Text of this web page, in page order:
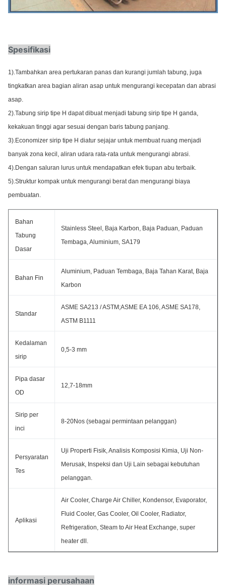
Spesifikasi
1).Tambahkan area pertukaran panas dan kurangi jumlah tabung, juga
tingkatkan area bagian aliran asap untuk mengurangi kecepatan dan abrasi
asap.
2).Tabung sirip tipe H dapat dibuat menjadi tabung sirip tipe H ganda,
kekakuan tinggi agar sesuai dengan baris tabung panjang.
3).Economizer sirip tipe H diatur sejajar untuk membuat ruang menjadi
banyak zona kecil, aliran udara rata-rata untuk mengurangi abrasi.
4).Dengan saluran lurus untuk mendapatkan efek tiupan abu terbaik.
5).Struktur kompak untuk mengurangi berat dan mengurangi biaya
pembuatan.
Bahan
Tabung
Dasar
Stainless Steel, Baja Karbon, Baja Paduan, Paduan
Tembaga, Aluminium, SA179
Bahan Fin
Aluminium, Paduan Tembaga, Baja Tahan Karat, Baja
Karbon
Standar
ASME SA213 / ASTM;ASME EA 106, ASME SA178,
ASTM B1111
Kedalaman
sirip
0,5-3 mm
Pipa dasar
OD
12,7-18mm
Sirip per
inci
8-20Nos (sebagai permintaan pelanggan)
Persyaratan
Tes
Uji Properti Fisik, Analisis Komposisi Kimia, Uji Non-
Merusak, Inspeksi dan Uji Lain sebagai kebutuhan
pelanggan.
Aplikasi
Air Cooler, Charge Air Chiller, Kondensor, Evaporator,
Fluid Cooler, Gas Cooler, Oil Cooler, Radiator,
Refrigeration, Steam to Air Heat Exchange, super
heater dll.
informasi perusahaan